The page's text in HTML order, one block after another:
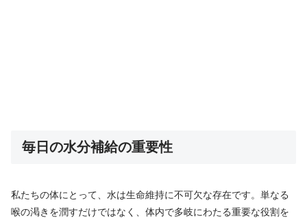
毎日の水分補給の重要性
私たちの体にとって、水は生命維持に不可欠な存在です。単なる
喉の渇きを潤すだけではなく、体内で多岐にわたる重要な役割を